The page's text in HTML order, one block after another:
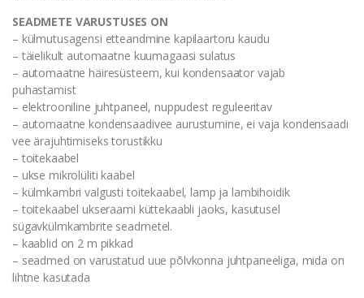
SEADMETE VARUSTUSES ON
– külmutusagensi etteandmine kapilaartoru kaudu
– täielikult automaatne kuumagaasi sulatus
– automaatne häiresüsteem, kui kondensaator vajab
puhastamist
– elektrooniline juhtpaneel, nuppudest reguleeritav
– automaatne kondensaadivee aurustumine, ei vaja kondensaadi
vee ärajuhtimiseks torustikku
– toitekaabel
– ukse mikrolüliti kaabel
– külmkambri valgusti toitekaabel, lamp ja lambihoidik
– toitekaabel ukseraami küttekaabli jaoks, kasutusel
sügavkülmkambrite seadmetel.
– kaablid on 2 m pikkad
– seadmed on varustatud uue põlvkonna juhtpaneeliga, mida on
lihtne kasutada